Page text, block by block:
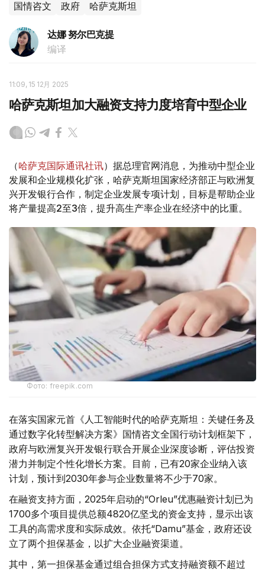
国情咨文 政府 哈萨克斯坦
达娜 努尔巴克提
编译
11:09, 15 12月 2025
哈萨克斯坦加大融资支持力度培育中型企业
（哈萨克国际通讯社讯）据总理官网消息，为推动中型企业
发展和企业规模化扩张，哈萨克斯坦国家经济部正与欧洲复
兴开发银行合作，制定企业发展专项计划，目标是帮助企业
将产量提高2至3倍，提升高生产率企业在经济中的比重。
Фото: freepik.com
在落实国家元首《人工智能时代的哈萨克斯坦：关键任务及
通过数字化转型解决方案》国情咨文全国行动计划框架下，
政府与欧洲复兴开发银行联合开展企业深度诊断，评估投资
潜力并制定个性化增长方案。目前，已有20家企业纳入该
计划，预计到2030年参与企业数量将不少于70家。
在融资支持方面，2025年启动的“Orleu”优惠融资计划已为
1700多个项目提供总额4820亿坚戈的资金支持，显示出该
工具的高需求度和实际成效。依托“Damu”基金，政府还设
立了两个担保基金，以扩大企业融资渠道。
其中，第一担保基金通过组合担保方式支持融资额不超过